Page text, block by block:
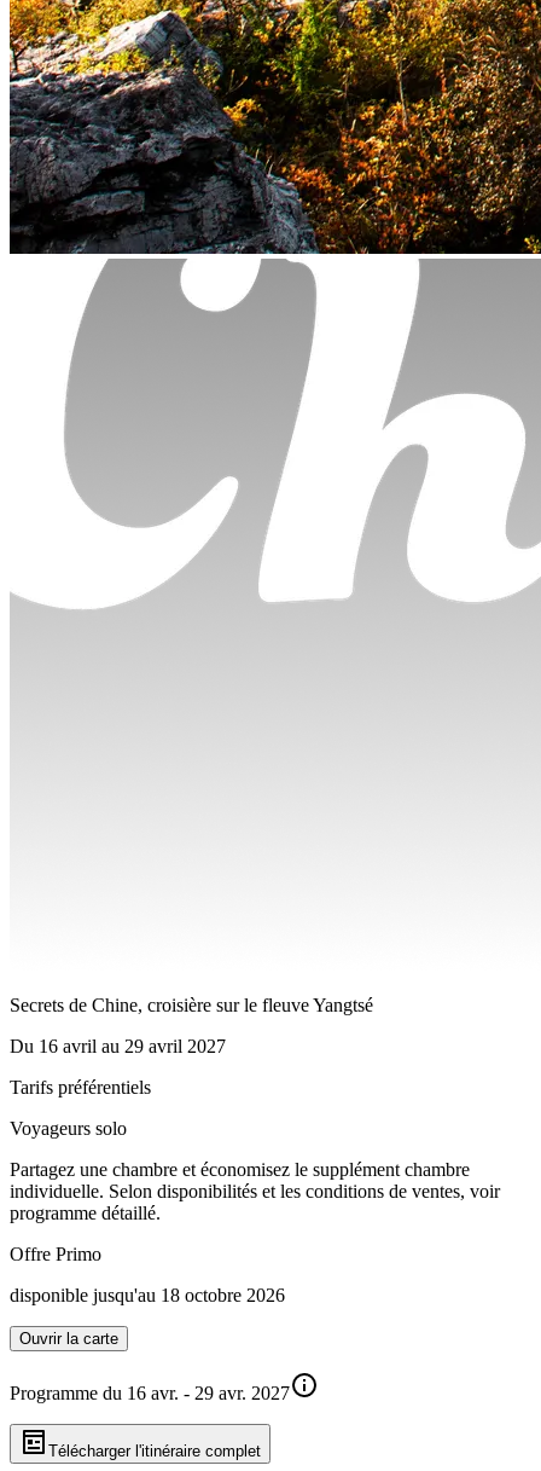
Secrets de Chine, croisière sur le fleuve Yangtsé
Du 16 avril au 29 avril 2027
Tarifs préférentiels
Voyageurs solo
Partagez une chambre et économisez le supplément chambre
individuelle. Selon disponibilités et les conditions de ventes, voir
programme détaillé.
Offre Primo
disponible jusqu'au 18 octobre 2026
Ouvrir la carte
Programme du 16 avr. - 29 avr. 2027
Télécharger l'itinéraire complet